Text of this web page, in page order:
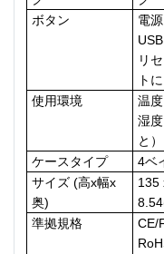
ボタン
電
リ
ト
使用環境
温
湿
と）
ケースタイプ
4ベ
サイズ (高x幅x
奥)
135
準拠規格
CE/